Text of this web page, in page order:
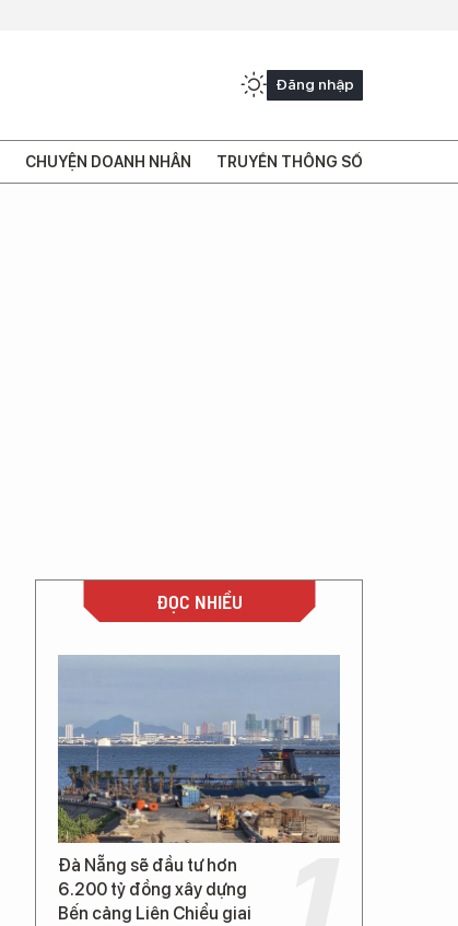
Đăng nhập
CHUYỆN DOANH NHÂN TRUYỀN THÔNG SỐ
ĐỌC NHIỀU
Đà Nẵng sẽ đầu tư hơn
6.200 tỷ đồng xây dựng
Bến cảng Liên Chiểu giai